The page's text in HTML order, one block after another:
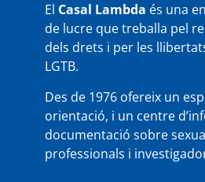
El Casal Lambda és una
de lucre que treballa pel
dels drets i per les
LGTB.
Des de 1976 ofereix un
orientació, i un centre
documentació sobre
professionals i